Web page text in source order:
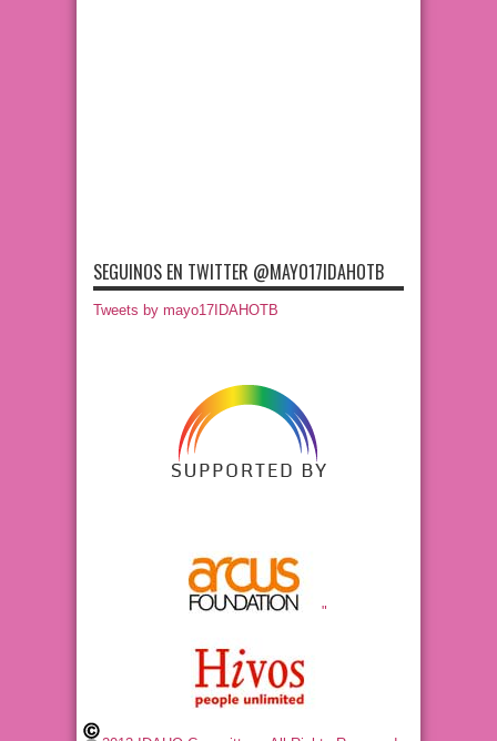
SEGUINOS EN TWITTER @MAYO17IDAHOTB
Tweets by mayo17IDAHOTB
"